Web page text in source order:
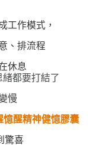
工作模式，
、排流程
休息
都要打結了
慢
憶醒精神健憶膠囊
驚喜